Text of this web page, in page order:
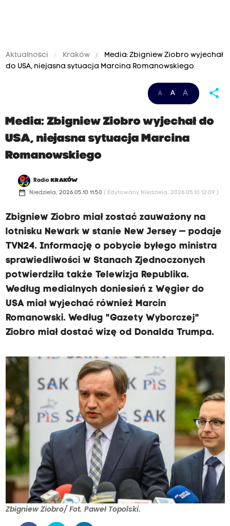
Aktualności Kraków
Media: Zbigniew Ziobro wyjechał
do USA, niejasna sytuacja Marcina Romanowskiego
A A A share
Media: Zbigniew Ziobro wyjechał do
USA, niejasna sytuacja Marcina
Romanowskiego
Radio KRAKÓW
date_range Niedziela, 2026.05.10 11:50 ( Edytowany Niedziela, 2026.05.10 12:09 )
Zbigniew Ziobro miał zostać zauważony na
lotnisku Newark w stanie New Jersey — podaje
TVN24. Informację o pobycie byłego ministra
sprawiedliwości w Stanach Zjednoczonych
potwierdziła także Telewizja Republika.
Według medialnych doniesień z Węgier do
USA miał wyjechać również Marcin
Romanowski. Według "Gazety Wyborczej"
Ziobro miał dostać wizę od Donalda Trumpa.
Zbigniew Ziobro/ Fot. Paweł Topolski.